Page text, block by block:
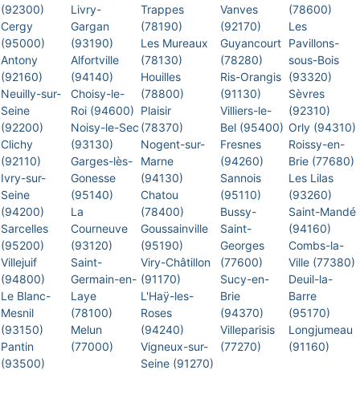
(92300)
Cergy
(95000)
Antony
(92160)
Neuilly-sur-
Seine
(92200)
Clichy
(92110)
Ivry-sur-
Seine
(94200)
Sarcelles
(95200)
Villejuif
(94800)
Le Blanc-
Mesnil
(93150)
Pantin
(93500)
Livry-
Gargan
(93190)
Alfortville
(94140)
Choisy-le-
Roi (94600)
Noisy-le-Sec
(93130)
Garges-lès-
Gonesse
(95140)
La
Courneuve
(93120)
Saint-
Germain-en-
Laye
(78100)
Melun
(77000)
Trappes
(78190)
Les Mureaux
(78130)
Houilles
(78800)
Plaisir
(78370)
Nogent-sur-
Marne
(94130)
Chatou
(78400)
Goussainville
(95190)
Viry-Châtillon
(91170)
L'Haÿ-les-
Roses
(94240)
Vigneux-sur-
Seine (91270)
Vanves
(92170)
Guyancourt
(78280)
Ris-Orangis
(91130)
Villiers-le-
Bel (95400)
Fresnes
(94260)
Sannois
(95110)
Bussy-
Saint-
Georges
(77600)
Sucy-en-
Brie
(94370)
Villeparisis
(77270)
(78600)
Les
Pavillons-
sous-Bois
(93320)
Sèvres
(92310)
Orly (94310)
Roissy-en-
Brie (77680)
Les Lilas
(93260)
Saint-Mandé
(94160)
Combs-la-
Ville (77380)
Deuil-la-
Barre
(95170)
Longjumeau
(91160)